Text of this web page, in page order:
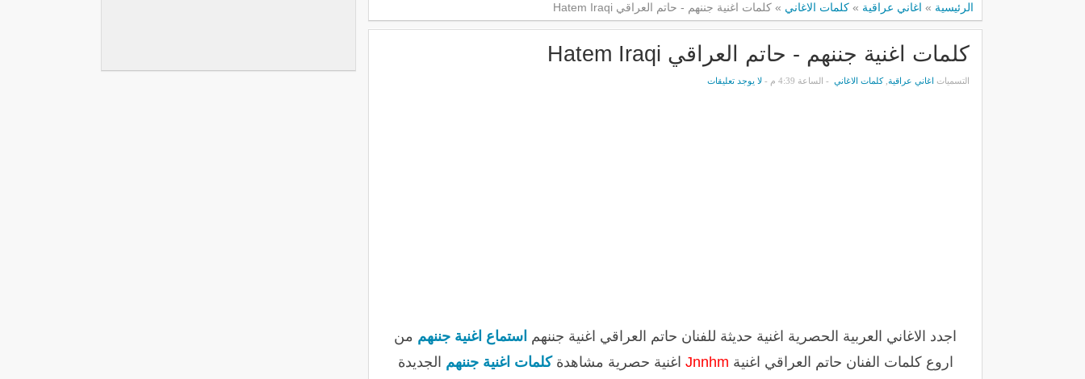
الرئيسية » اغاني عراقية » كلمات الاغاني » كلمات اغنية جننهم - حاتم العراقي Hatem Iraqi
كلمات اغنية جننهم - حاتم العراقي Hatem Iraqi
التسميات اغاني عراقية ,كلمات الاغاني - الساعة 4:39 م - لا يوجد تعليقات
اجدد الاغاني العربية الحصرية اغنية حديثة للفنان حاتم العراقي اغنية جننهم استماع اغنية جننهم من
اروع كلمات الفنان حاتم العراقي اغنية Jnnhm اغنية حصرية مشاهدةكلمات اغنية جننهم الجديدة